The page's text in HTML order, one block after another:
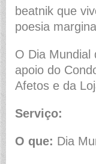
beatnik que
poesia
O Dia Mundial
apoio do
Afetos e da
Serviço:
O que: Dia